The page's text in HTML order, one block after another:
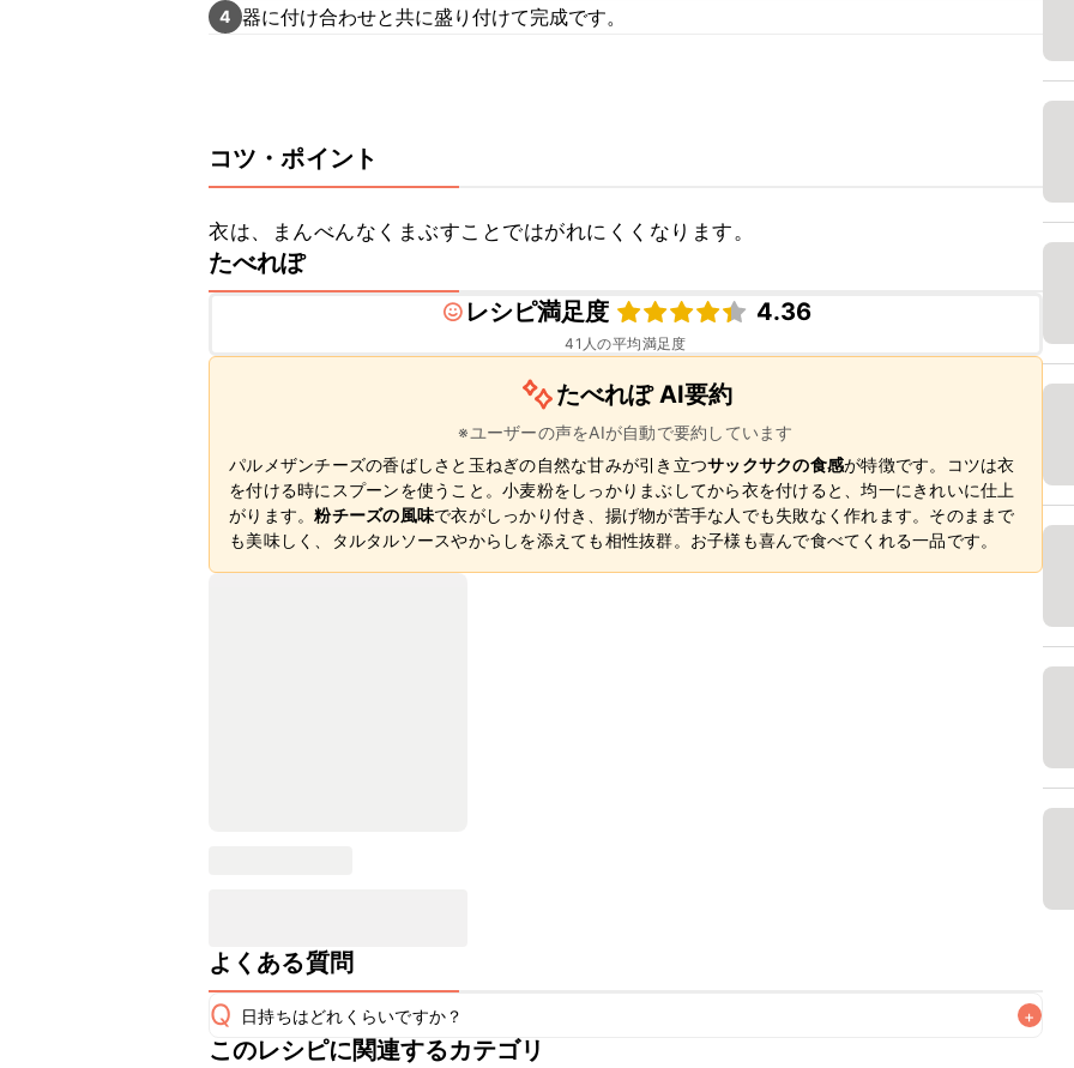
4 器に付け合わせと共に盛り付けて完成です。
コツ・ポイント
衣は、まんべんなくまぶすことではがれにくくなります。
たべれぽ
レシピ満足度
4.36
41 人の平均満足度
たべれぽ AI要約
※ユーザーの声をAIが自動で要約しています
パルメザンチーズの香ばしさと玉ねぎの自然な甘みが引き立つサックサクの食感が特徴です。コツは衣
を付ける時にスプーンを使うこと。小麦粉をしっかりまぶしてから衣を付けると、均一にきれいに仕上
がります。粉チーズの風味で衣がしっかり付き、揚げ物が苦手な人でも失敗なく作れます。そのままで
も美味しく、タルタルソースやからしを添えても相性抜群。お子様も喜んで食べてくれる一品です。
よくある質問
Q 日持ちはどれくらいですか？ +
このレシピに関連するカテゴリ